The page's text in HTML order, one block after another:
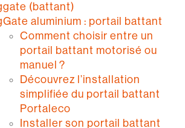
(battant)
aluminium : portail battant
Comment choisir entre un
portail battant motorisé ou
manuel ?
Découvrez l’installation
simplifiée du portail battant
Portaleco
Installer son portail battant